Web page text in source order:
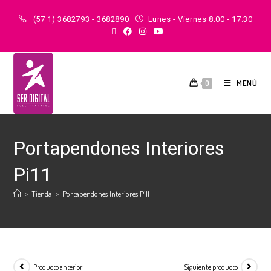
(57 1) 3682793 - 3682890 Lunes - Viernes 8:00 - 17:30
0 MENÚ
Portapendones Interiores
Pi11
> Tienda > Portapendones Interiores Pi11
Producto anterior Siguiente producto